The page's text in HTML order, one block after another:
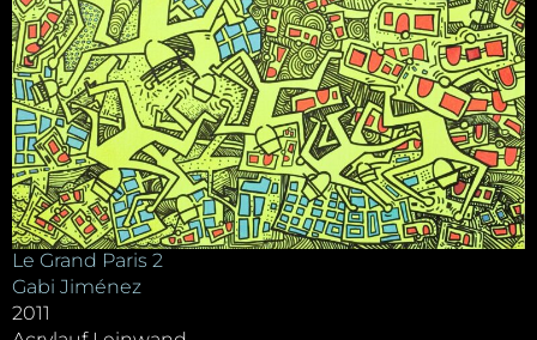
Le Grand Paris 2
Gabi Jiménez
2011